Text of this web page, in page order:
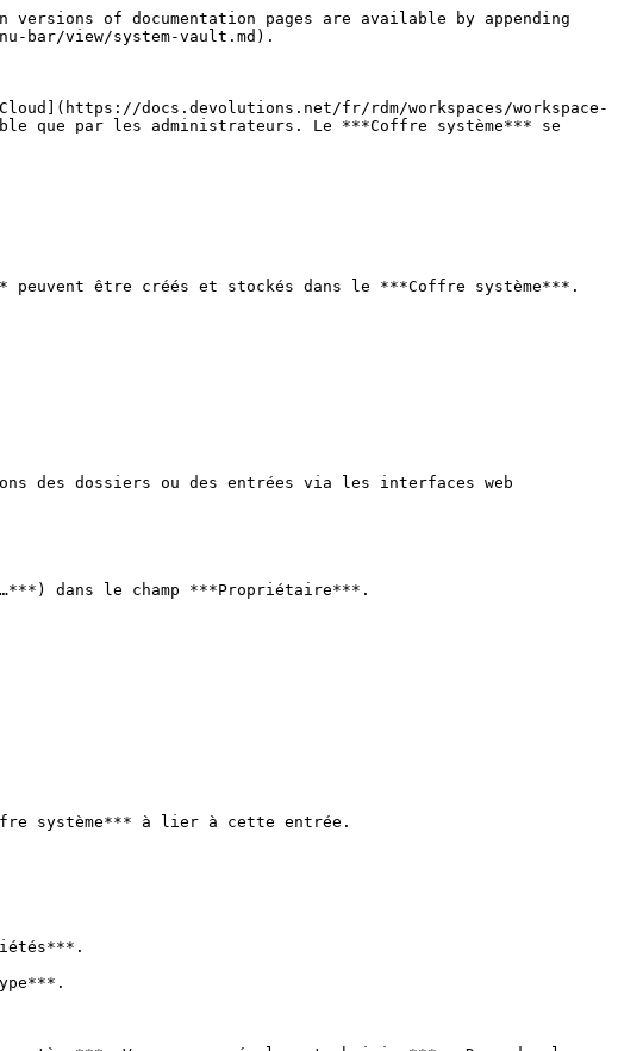
of documentation pages are available by appending
bar/view/system-vault.md).
docs.devolutions.net/fr/rdm/workspaces/workspace-
que par les administrateurs. Le ***Coffre système*** se
être créés et stockés dans le ***Coffre système***.
des dossiers ou des entrées via les interfaces web
dans le champ ***Propriétaire***.
système*** à lier à cette entrée.